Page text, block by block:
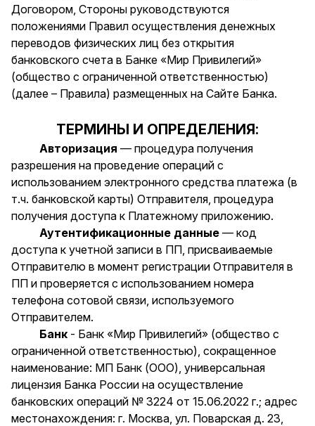
Договором, Стороны руководствуются
положениями Правил осуществления денежных
переводов физических лиц без открытия
банковского счета в Банке «Мир Привилегий»
(общество с ограниченной ответственностью)
(далее – Правила) размещенных на Сайте Банка.
ТЕРМИНЫ И ОПРЕДЕЛЕНИЯ:
Авторизация — процедура получения
разрешения на проведение операций с
использованием электронного средства платежа (в
т.ч. банковской карты) Отправителя, процедура
получения доступа к Платежному приложению.
Аутентификационные данные — код
доступа к учетной записи в ПП, присваиваемые
Отправителю в момент регистрации Отправителя в
ПП и проверяется с использованием номера
телефона сотовой связи, используемого
Отправителем.
Банк - Банк «Мир Привилегий» (общество с
ограниченной ответственностью), сокращенное
наименование: МП Банк (ООО), универсальная
лицензия Банка России на осуществление
банковских операций № 3224 от 15.06.2022 г.; адрес
местонахождения: г. Москва, ул. Поварская д. 23,